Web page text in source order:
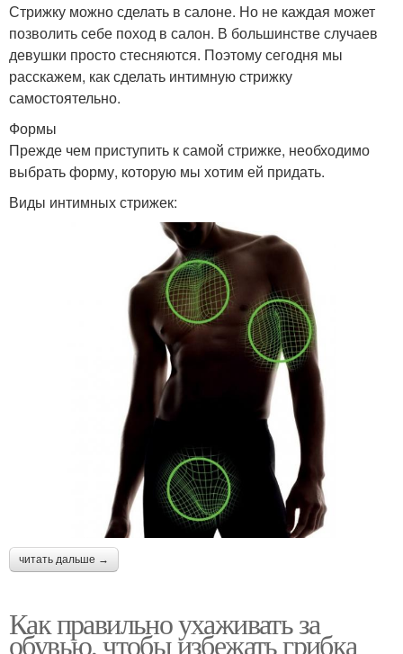
Стрижку можно сделать в салоне. Но не каждая может
позволить себе поход в салон. В большинстве случаев
девушки просто стесняются. Поэтому сегодня мы
расскажем, как сделать интимную стрижку
самостоятельно.
Формы
Прежде чем приступить к самой стрижке, необходимо
выбрать форму, которую мы хотим ей придать.
Виды интимных стрижек:
читать дальше →
Как правильно ухаживать за
обувью, чтобы избежать грибка